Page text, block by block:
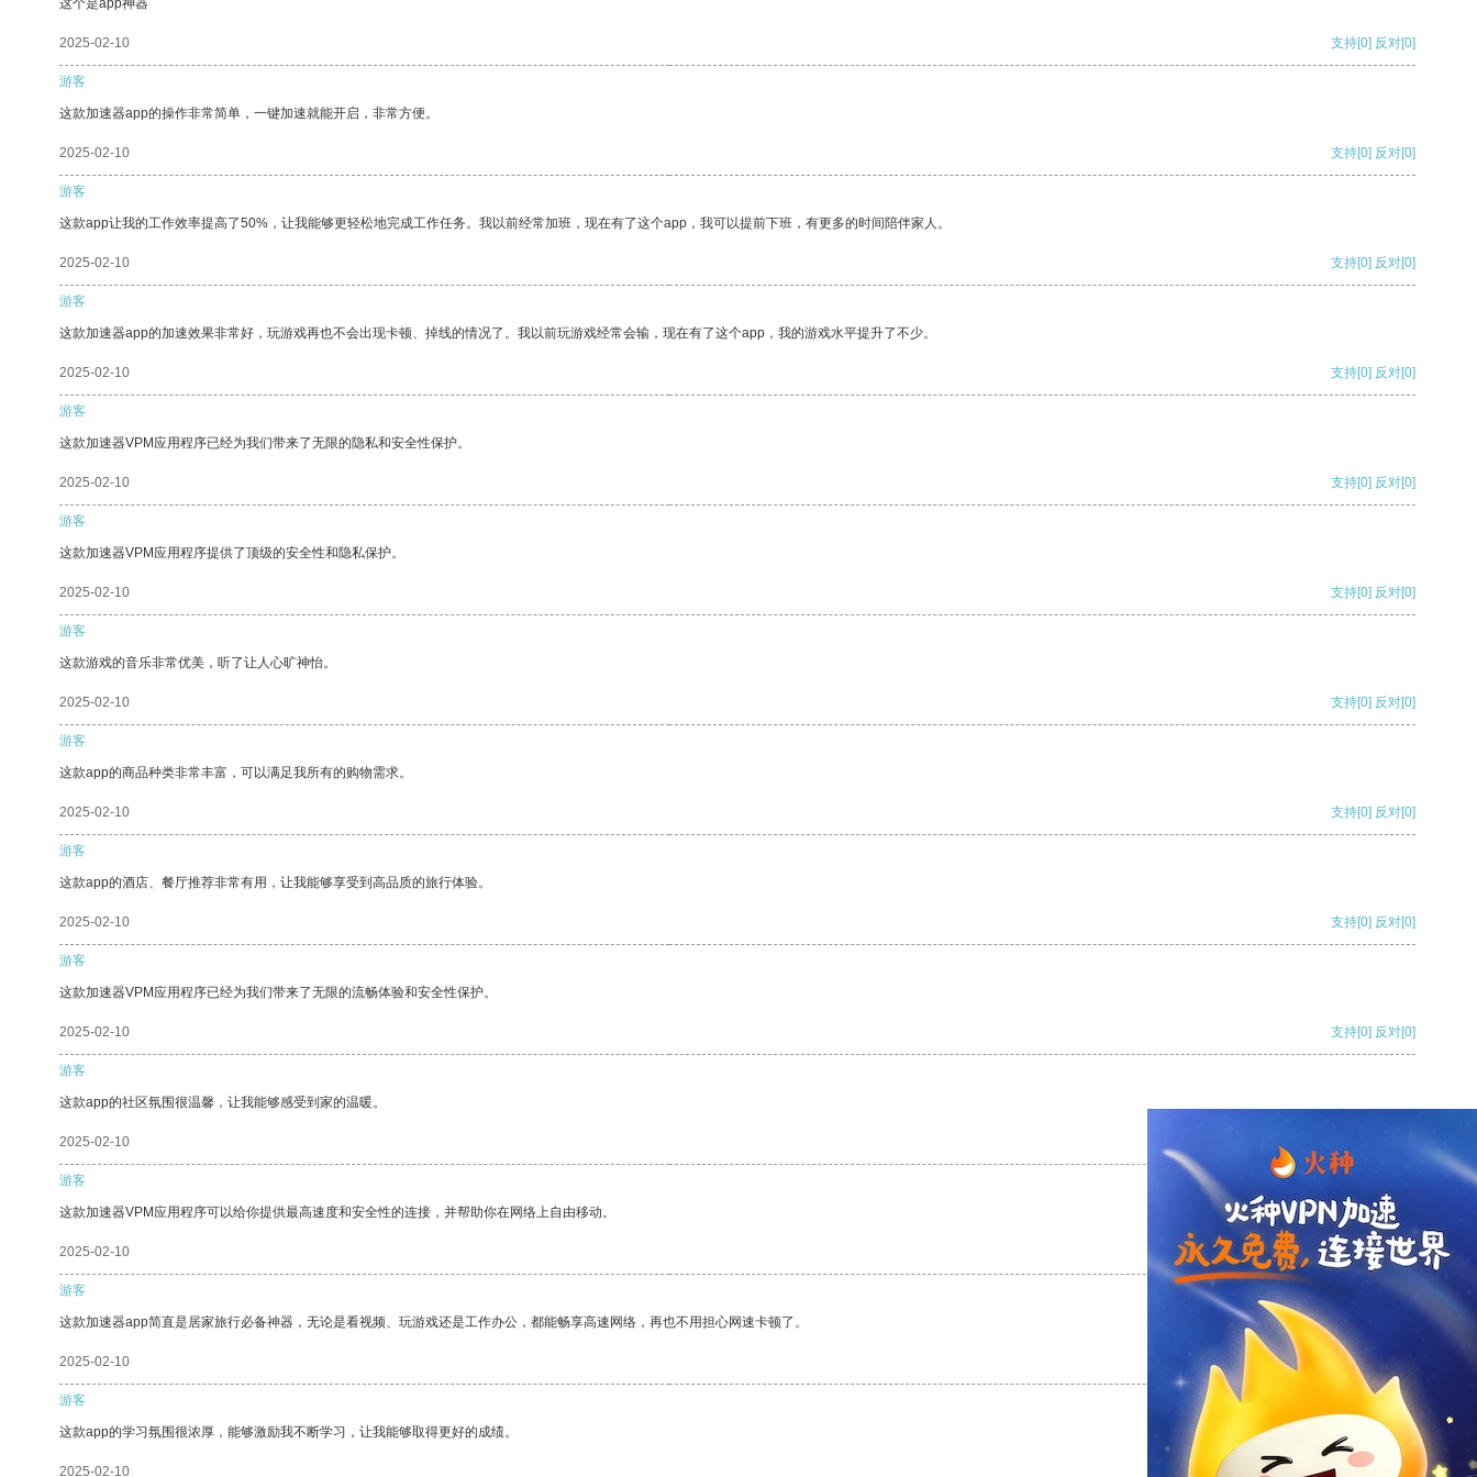
这个是app神器
2025-02-10 支持[0] 反对[0]
游客
这款加速器app的操作非常简单，一键加速就能开启，非常方便。
2025-02-10 支持[0] 反对[0]
游客
这款app让我的工作效率提高了50%，让我能够更轻松地完成工作任务。我以前经常加班，现在有了这个app，我可以提前下班，有更多的时间陪伴家人。
2025-02-10 支持[0] 反对[0]
游客
这款加速器app的加速效果非常好，玩游戏再也不会出现卡顿、掉线的情况了。我以前玩游戏经常会输，现在有了这个app，我的游戏水平提升了不少。
2025-02-10 支持[0] 反对[0]
游客
这款加速器VPM应用程序已经为我们带来了无限的隐私和安全性保护。
2025-02-10 支持[0] 反对[0]
游客
这款加速器VPM应用程序提供了顶级的安全性和隐私保护。
2025-02-10 支持[0] 反对[0]
游客
这款游戏的音乐非常优美，听了让人心旷神怡。
2025-02-10 支持[0] 反对[0]
游客
这款app的商品种类非常丰富，可以满足我所有的购物需求。
2025-02-10 支持[0] 反对[0]
游客
这款app的酒店、餐厅推荐非常有用，让我能够享受到高品质的旅行体验。
2025-02-10 支持[0] 反对[0]
游客
这款加速器VPM应用程序已经为我们带来了无限的流畅体验和安全性保护。
2025-02-10 支持[0] 反对[0]
游客
这款app的社区氛围很温馨，让我能够感受到家的温暖。
2025-02-10
游客
这款加速器VPM应用程序可以给你提供最高速度和安全性的连接，并帮助你在网络上自由移动。
2025-02-10 支持 [0] 反对[0]
游客
这款加速器app简直是居家旅行必备神器，无论是看视频、玩游戏还是工作办公，都能畅享高速网络，再也不用担心网速卡顿了。
2025-02-10 支持[0] 反对
游客
这款app的学习氛围很浓厚，能够激励我不断学习，让我能够取得更好的成绩。
2025-02-10 支持[0] 反对[0]